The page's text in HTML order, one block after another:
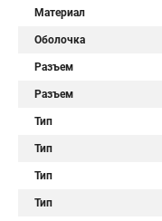
Материал
Оболочка
Разъем
Разъем
Тип
Тип
Тип
Тип